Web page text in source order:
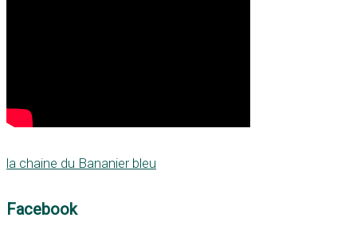
la chaine du Bananier bleu
Facebook